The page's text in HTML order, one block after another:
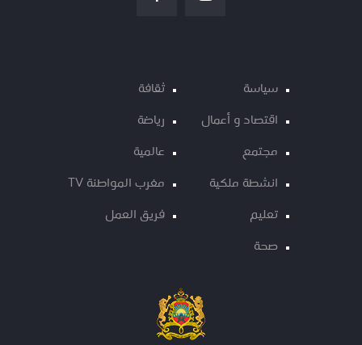
سياسة
اقتصاد و أعمال
مجتمع
انشطة ملكية
تعليم
صحة
ثقافة
رياضة
عالمية
مغرب المواطنة TV
فريق العمل